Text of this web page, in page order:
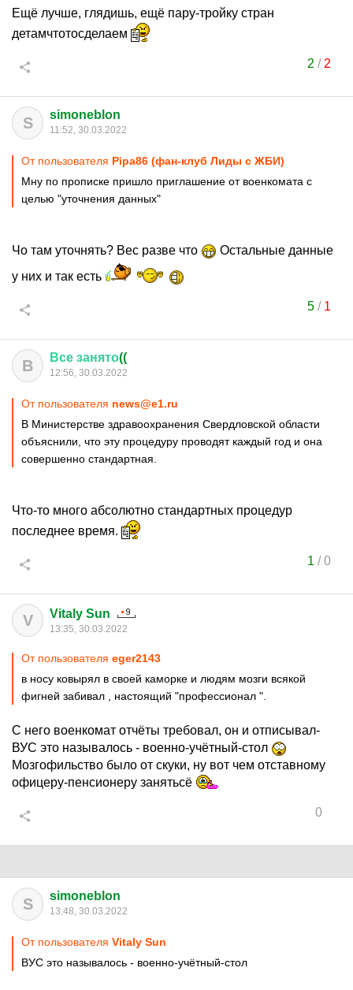
Ещё лучше, глядишь, ещё пару-тройку стран
детамчтотосделаем
2 / 2
S simoneblon
11:52, 30.03.2022
От пользователя Pipa86 (фан-клуб Лиды с ЖБИ)
Мну по прописке пришло приглашение от военкомата с
целью "уточнения данных"
Чо там уточнять? Вес разве что
Остальные данные
у них и так есть
5/ 1
В Все занято((
12:56, 30.03.2022
От пользователя news@e1.ru
В Министерстве здравоохранения Свердловской области
объяснили, что эту процедуру проводят каждый год и она
совершенно стандартная.
Что-то много абсолютно стандартных процедур
последнее время.
1 /0
V Vitaly Sun
13:35, 30.03.2022
От пользователя еger2143
в носу ковырял в своей каморке и людям мозги всякой
фигней забивал , настоящий "профессионал ".
С него военкомат отчёты требовал, он и отписывал-
ВУС это называлось - военно-учётный-стол
Мозгофильство было от скуки, ну вот чем отставному
офицеру-пенсионеру занятьсё
0
S simoneblon
13:48, 30.03.2022
От пользователя Vitaly Sun
ВУС это называлось - военно-учётный-стол